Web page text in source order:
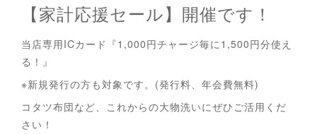
【家計応援セール】開催です！
当店専用ICカード『1,000円チャージ毎に1,500円分使え
る！』
※新規発行の方も対象です。(発行料、年会費無料)
コタツ布団など、これからの大物洗いにぜひご活用くだ
さい！